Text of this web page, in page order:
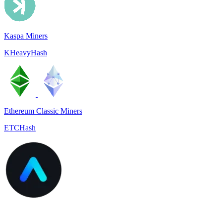
Kaspa Miners
KHeavyHash
Ethereum Classic Miners
ETCHash